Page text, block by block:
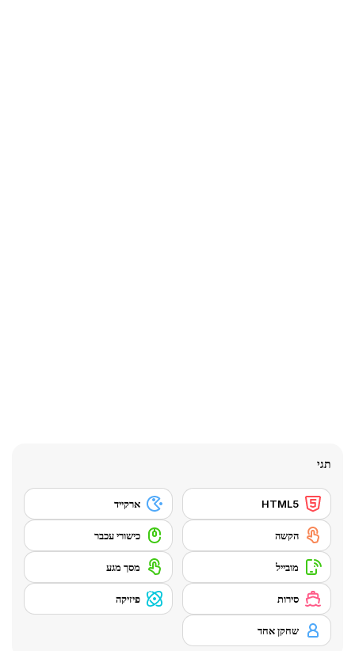
תגי
HTML5 ארקייד
הקשה כישורי עכבר
מובייל מסך מגע
סירות פיזיקה
שחקן אחד